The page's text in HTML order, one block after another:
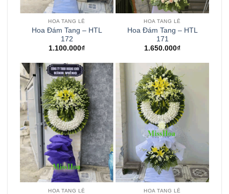
HOA TANG LỄ
Hoa Đám Tang – HTL
172
1.100.000₫
HOA TANG LỄ
Hoa Đám Tang – HTL
171
1.650.000₫
HOA TANG LỄ HOA TANG LỄ